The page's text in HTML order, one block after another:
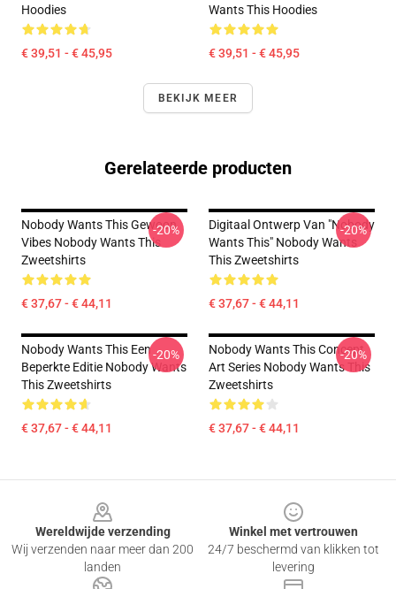
Hoodies
€ 39,51 - € 45,95
Wants This Hoodies
€ 39,51 - € 45,95
BEKIJK MEER
Gerelateerde producten
Nobody Wants This Gewoon
Vibes Nobody Wants This
Zweetshirts
€ 37,67 - € 44,11
-20%
Digitaal Ontwerp Van "Nobody
Wants This" Nobody Wants
This Zweetshirts
€ 37,67 - € 44,11
-20%
Nobody Wants This Een
Beperkte Editie Nobody Wants
This Zweetshirts
€ 37,67 - € 44,11
-20%
Nobody Wants This Concept
Art Series Nobody Wants This
Zweetshirts
€ 37,67 - € 44,11
-20%
Wereldwijde verzending
Wij verzenden naar meer dan 200
landen
Winkel met vertrouwen
24/7 beschermd van klikken tot
levering